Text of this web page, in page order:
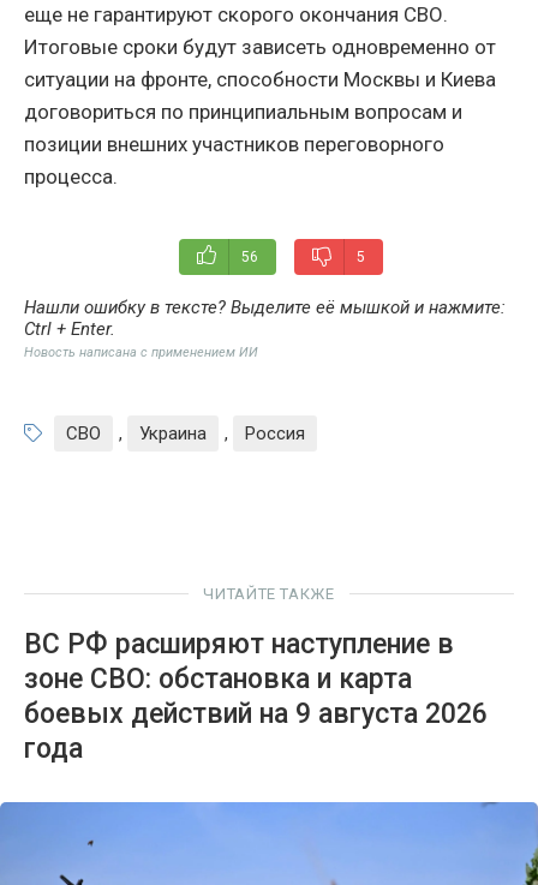
еще не гарантируют скорого окончания СВО.
Итоговые сроки будут зависеть одновременно от
ситуации на фронте, способности Москвы и Киева
договориться по принципиальным вопросам и
позиции внешних участников переговорного
процесса.
56 5
Нашли ошибку в тексте? Выделите её мышкой и нажмите:
Ctrl + Enter.
Новость написана с применением ИИ
СВО , Украина , Россия
ЧИТАЙТЕ ТАКЖЕ
ВС РФ расширяют наступление в
зоне СВО: обстановка и карта
боевых действий на 9 августа 2026
года